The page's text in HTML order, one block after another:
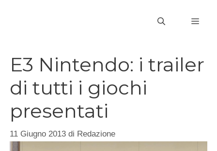
E3 Nintendo: i trailer
di tutti i giochi
presentati
11 Giugno 2013 di Redazione